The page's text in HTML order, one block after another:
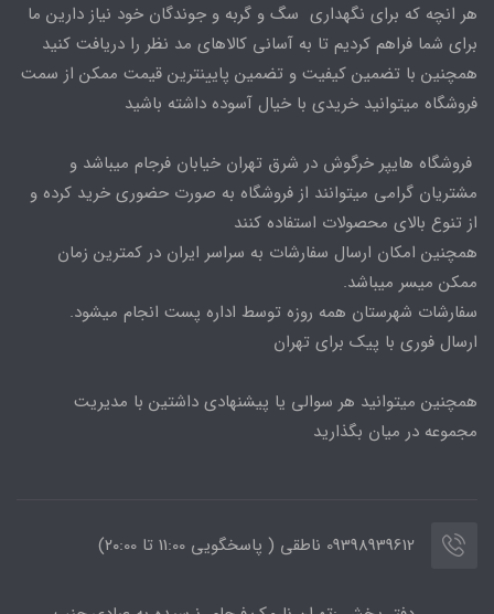
هر انچه که برای نگهداری سگ و گربه و جوندگان خود نیاز دارین ما
برای شما فراهم کردیم تا به آسانی کالاهای مد نظر را دریافت کنید
همچنین با تضمین کیفیت و تضمین پایینترین قیمت ممکن از سمت
فروشگاه میتوانید خریدی با خیال آسوده داشته باشید
فروشگاه هایپر خرگوش در شرق تهران خیابان فرجام میباشد و
مشتریان گرامی میتوانند از فروشگاه به صورت حضوری خرید کرده و
از تنوع بالای محصولات استفاده کنند
همچنین امکان ارسال سفارشات به سراسر ایران در کمترین زمان
ممکن میسر میباشد.
سفارشات شهرستان همه روزه توسط اداره پست انجام میشود.
ارسال فوری با پیک برای تهران
همچنین میتوانید هر سوالی یا پیشنهادی داشتین با مدیریت
مجموعه در میان بگذارید
09398939612 ناطقی ( پاسخگویی 11:00 تا ۲۰:00)